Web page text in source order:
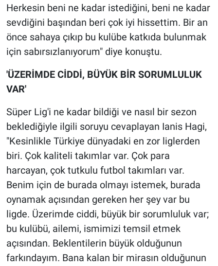
Herkesin beni ne kadar istediğini, beni ne kadar
sevdiğini başından beri çok iyi hissettim. Bir an
önce sahaya çıkıp bu kulübe katkıda bulunmak
için sabırsızlanıyorum" diye konuştu.
'ÜZERİMDE CİDDİ, BÜYÜK BİR SORUMLULUK
VAR'
Süper Lig'i ne kadar bildiği ve nasıl bir sezon
beklediğiyle ilgili soruyu cevaplayan Ianis Hagi,
"Kesinlikle Türkiye dünyadaki en zor liglerden
biri. Çok kaliteli takımlar var. Çok para
harcayan, çok tutkulu futbol takımları var.
Benim için de burada olmayı istemek, burada
oynamak açısından gereken her şey var bu
ligde. Üzerimde ciddi, büyük bir sorumluluk var;
bu kulübü, ailemi, ismimizi temsil etmek
açısından. Beklentilerin büyük olduğunun
farkındayım. Bana kalan bir mirasın olduğunun